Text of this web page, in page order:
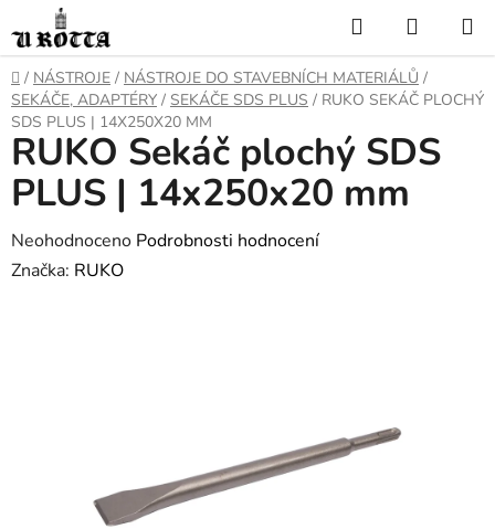
na
obsah
Hledat
KOŠÍK
DOMŮ
/ NÁSTROJE / NÁSTROJE DO STAVEBNÍCH MATERIÁLŮ /
SEKÁČE, ADAPTÉRY / SEKÁČE SDS PLUS / RUKO SEKÁČ PLOCHÝ
SDS PLUS | 14X250X20 MM
RUKO Sekáč plochý SDS
PLUS | 14x250x20 mm
Průměrné
hodnocení
Neohodnoceno Podrobnosti hodnocení
Značka: RUKO